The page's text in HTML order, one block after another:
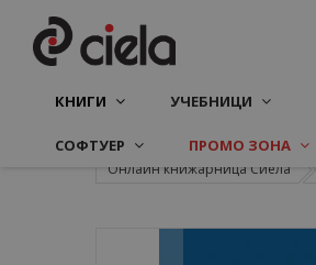
КНИГИ УЧЕБНИЦИ
СОФТУЕР ПРОМО ЗОНА
Онлайн книжарница Сиела